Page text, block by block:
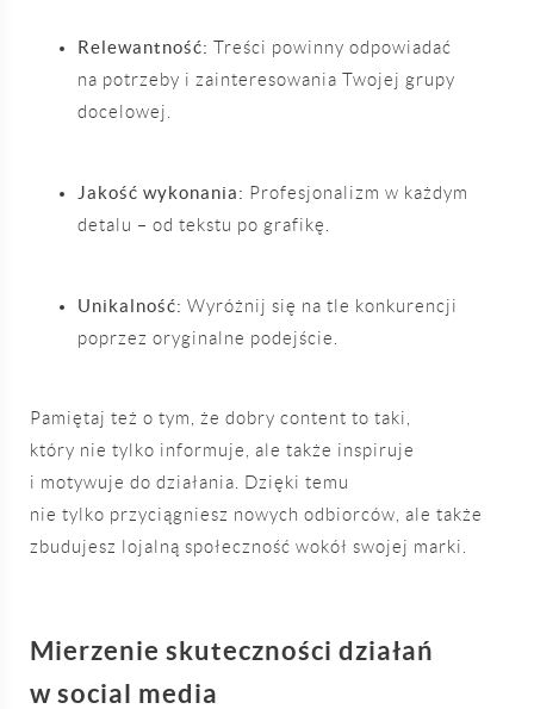
Relewantność: Treści powinny odpowiadać
na potrzeby i zainteresowania Twojej grupy
docelowej.
Jakość wykonania: Profesjonalizm w każdym
detalu – od tekstu po grafikę.
Unikalność: Wyróżnij się na tle konkurencji
poprzez oryginalne podejście.
Pamiętaj też o tym, że dobry content to taki,
który nie tylko informuje, ale także inspiruje
i motywuje do działania. Dzięki temu
nie tylko przyciągniesz nowych odbiorców, ale także
zbudujesz lojalną społeczność wokół swojej marki.
Mierzenie skuteczności działań
w social media